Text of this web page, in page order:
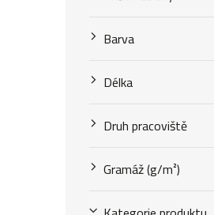
Barva
Délka
Druh pracoviště
Gramáž (g/m²)